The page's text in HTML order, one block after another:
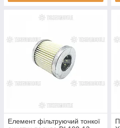
Елемент фільтруючий тонкої